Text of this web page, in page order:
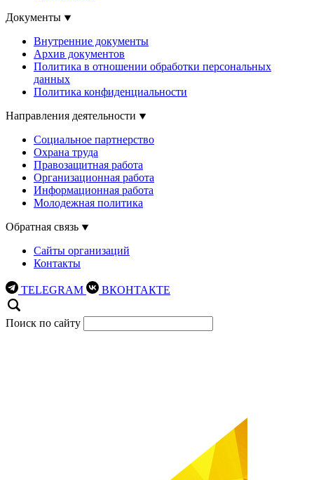
Документы
Внутренние документы
Архив документов
Политика в отношении обработки персональных
данных
Политика конфиденциальности
Направления деятельности
Социальное партнерство
Охрана труда
Правозащитная работа
Организационная работа
Информационная работа
Молодежная политика
Обратная связь
Сайты организаций
Контакты
TELEGRAM ВКОНТАКТЕ
Поиск по сайту